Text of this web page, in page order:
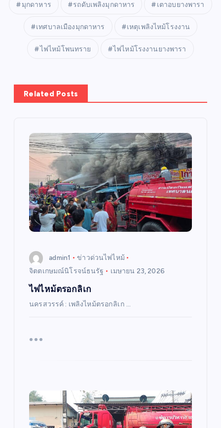
มุกดาหาร รถดับเพลิงมุกดาหาร เตาอบยางพารา
เทศบาลเมืองมุกดาหาร เหตุเพลิงไหม้โรงงาน
ไฟไหม้โพนทราย ไฟไหม้โรงงานยางพารา
Related Posts
admin1
ข่าวด่วนไฟไหม้
จิตตเกษมณ์นิโรจน์ธนรัฐ
เมษายน 23, 2026
ไฟไหม้ตรอกลิเก
นครสวรรค์ : เพลิงไหม้ตรอกลิเก …